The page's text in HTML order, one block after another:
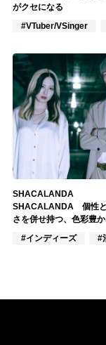
がクセになる
#VTuber/VSinger
SHACALANDA
SHACALANDA 個性
さを併せ持つ、色彩豊
#インディーズ
#